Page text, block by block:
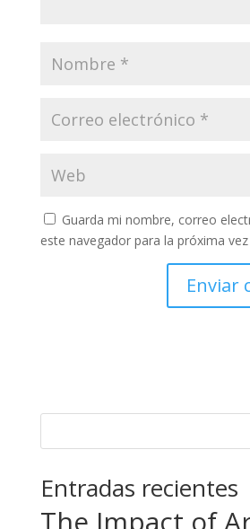
Guarda mi nombre, correo
este navegador para la próxima
Entradas recientes
The Impact of